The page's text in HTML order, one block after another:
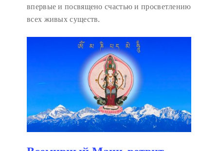
впервые и посвящено счастью и просветлению
всех живых существ.